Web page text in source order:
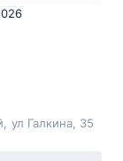
ул Галкина , 35